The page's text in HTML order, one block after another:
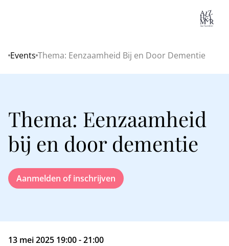
Home
Events Thema: Eenzaamheid Bij en Door Dementie
Thema: Eenzaamheid
bij en door dementie
Aanmelden of inschrijven
13 mei 2025 19:00 - 21:00